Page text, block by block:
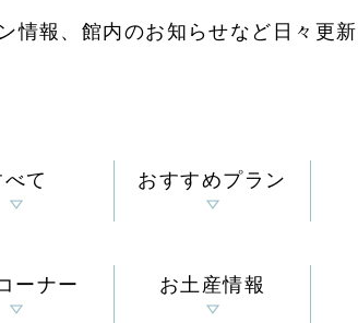
情報、 館内のお知らせなど 日々更
べて おすすめプラン
ーナー お土産情報